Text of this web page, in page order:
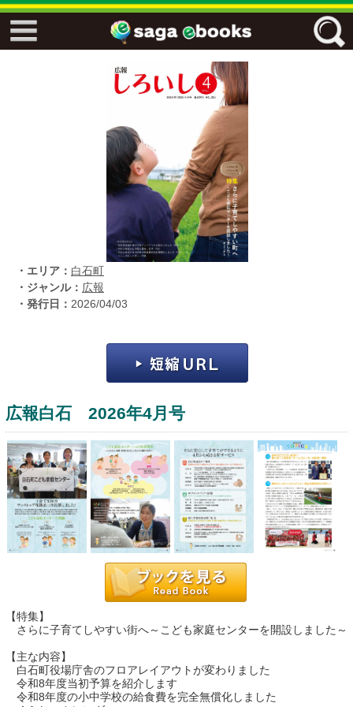
フリーワード
ジャンル
エリア
佐賀ワード
・エリア： 白石町
・ジャンル： 広報
・発行日： 2026/04/03
広報白石 2026年4月号
【特集】
さらに子育てしやすい街へ～こども家庭センターを開設しました～
【主な内容】
白石町役場庁舎のフロアレイアウトが変わりました
令和8年度当初予算を紹介します
令和8年度の小中学校の給食費を完全無償化しました
↓↓ ebooks専用本棚 ↓↓
運営：福博印刷
saga ebooksとは
ご利用ガイド
よくある質問
サイトマップ
お問い合わせ